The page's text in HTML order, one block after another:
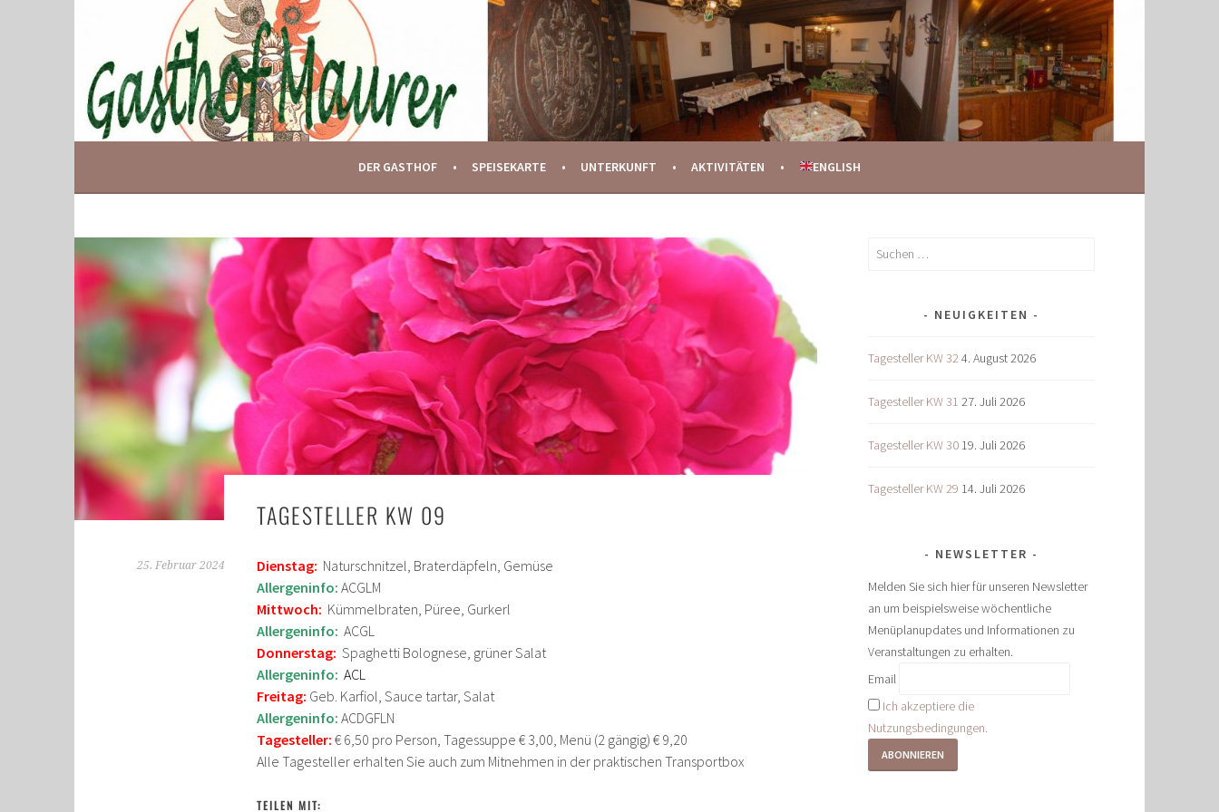
GASTHOF MAURER
IHR GASTHOF IN GLOGGNITZ
DER GASTHOF SPEISEKARTE UNTERKUNFT AKTIVITÄTEN ENGLISH
TAGESTELLER KW 09
25. Februar 2024 Dienstag: Naturschnitzel, Braterdäpfeln, Gemüse
Allergeninfo: ACGLM
Mittwoch: Kümmelbraten, Püree, Gurkerl
Allergeninfo: ACGL
Donnerstag: Spaghetti Bolognese, grüner Salat
Allergeninfo: ACL
Freitag: Geb. Karfiol, Sauce tartar, Salat
Allergeninfo: ACDGFLN
Tagesteller: € 6,50 pro Person, Tagessuppe € 3,00, Menü (2 gängig) € 9,20
Alle Tagesteller erhalten Sie auch zum Mitnehmen in der praktischen Transportbox
TEILEN MIT:
Suchen
NEUIGKEITEN
Tagesteller KW 324. August 2026
Tagesteller KW 31 27. Juli 2026
Tagesteller KW 30 19. Juli 2026
Tagesteller KW 29 14. Juli 2026
NEWSLETTER
Melden Sie sich hier für unseren Newsletter
an um beispielsweise wöchentliche
Menüplanupdates und Informationen zu
Veranstaltungen zu erhalten.
Email
Ich akzeptiere die
Nutzungsbedingungen.